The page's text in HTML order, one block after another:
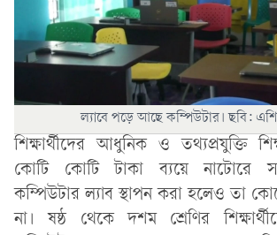
ল্যাবে পড়ে আছে কম্পিউটার। ছবি:
শিক্ষার্থীদের আধুনিক ও তথ্যপ্রযুক্তি
কোটি কোটি টাকা ব্যয়ে নাটোরে
কম্পিউটার ল্যাব স্থাপন করা হলেও তা
না। ষষ্ঠ থেকে দশম শ্রেণির